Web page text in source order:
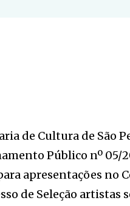
de Cultura de São
Público nº 05/
apresentações no
de Seleção artistas